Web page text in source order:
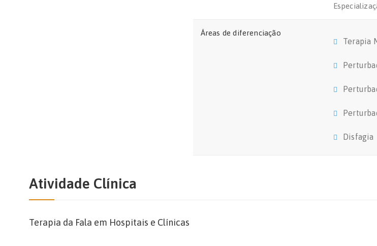
Áreas de diferenciação
Terapia
Disfagia
Atividade Clínica
Terapia da Fala em Hospitais e Clínicas